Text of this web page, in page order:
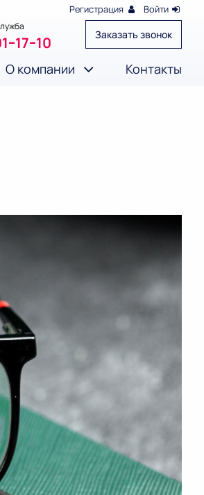
Регистрация Войти
Заказать звонок
О компании Контакты